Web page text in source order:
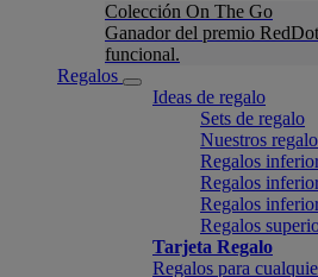
Colección On The Go
Ganador del premio
funcional.
Regalos
Ideas de regalo
Sets de regalo
Nuestros
Regalos
Regalos
Regalos
Regalos
Tarjeta Regalo
Regalos para